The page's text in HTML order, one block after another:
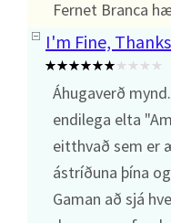
Fernet Branca
I'm Fine,
Áhugaverð
endilega elta
eitthvað sem er
ástríðuna þína
Gaman að sjá